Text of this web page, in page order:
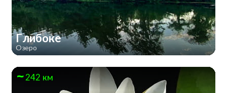
Глибоке
Озеро
242 км